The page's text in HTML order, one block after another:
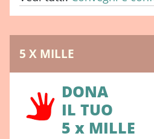
5 X MILLE
DONA
IL TUO
5 x MILLE